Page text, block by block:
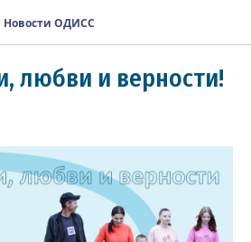
Новости ОДИСС
любви и верности!